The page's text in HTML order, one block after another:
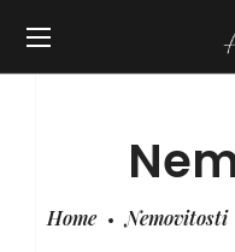
Home Nemovitosti